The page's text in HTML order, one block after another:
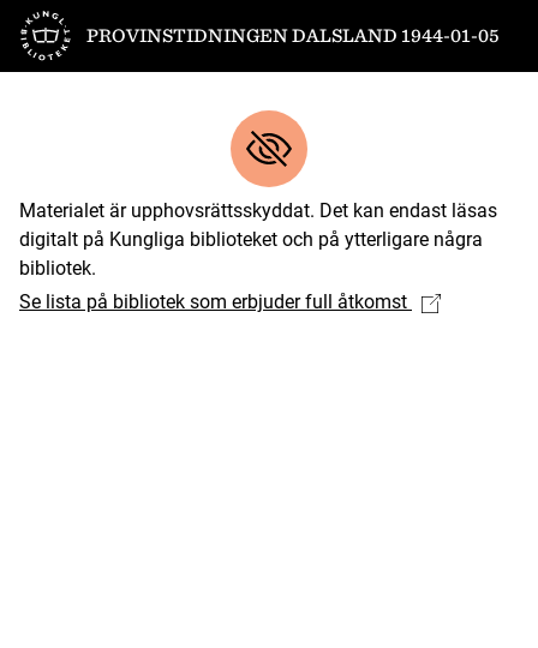
Till startsidan
PROVINSTIDNINGEN DALSLAND 1944-01-05
Materialet är upphovsrättsskyddat. Det kan endast läsas
digitalt på Kungliga biblioteket och på ytterligare några
bibliotek.
Se lista på bibliotek som erbjuder full åtkomst